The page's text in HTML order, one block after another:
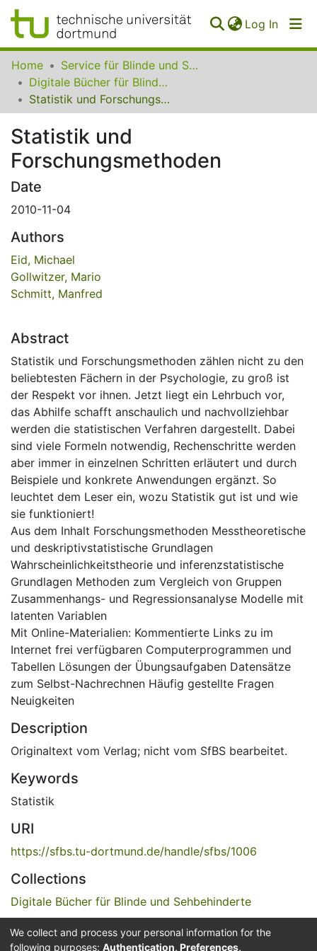
Log In
Communities
Collections
FAQ
Home
Service für Blinde und Sehbehinderte der UB Dortmund
Digitale Bücher für Blinde und Sehbehinderte
Statistik und Forschungsmethoden
Statistik und
Forschungsmethoden
Date
2010-11-04
Authors
Eid, Michael
Gollwitzer, Mario
Schmitt, Manfred
Abstract
Statistik und Forschungsmethoden zählen nicht zu den
beliebtesten Fächern in der Psychologie, zu groß ist
der Respekt vor ihnen. Jetzt liegt ein Lehrbuch vor,
das Abhilfe schafft anschaulich und nachvollziehbar
werden die statistischen Verfahren dargestellt. Dabei
sind viele Formeln notwendig, Rechenschritte werden
aber immer in einzelnen Schritten erläutert und durch
Beispiele und konkrete Anwendungen ergänzt. So
leuchtet dem Leser ein, wozu Statistik gut ist und wie
sie funktioniert!
Aus dem Inhalt Forschungsmethoden Messtheoretische
und deskriptivstatistische Grundlagen
Wahrscheinlichkeitstheorie und inferenzstatistische
Grundlagen Methoden zum Vergleich von Gruppen
Zusammenhangs- und Regressionsanalyse Modelle mit
latenten Variablen
Mit Online-Materialien: Kommentierte Links zu im
Internet frei verfügbaren Computerprogrammen und
Tabellen Lösungen der Übungsaufgaben Datensätze
zum Selbst-Nachrechnen Häufig gestellte Fragen
Neuigkeiten
Description
Originaltext vom Verlag; nicht vom SfBS bearbeitet.
Keywords
Statistik
URI
https://sfbs.tu-dortmund.de/handle/sfbs/1006
Collections
Digitale Bücher für Blinde und Sehbehinderte
Full item page
We collect and process your personal information for the
following purposes: Authentication, Preferences,